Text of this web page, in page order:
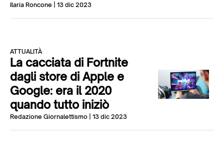
Ilaria Roncone | 13 dic 2023
ATTUALITÀ
La cacciata di Fortnite
dagli store di Apple e
Google: era il 2020
quando tutto iniziò
Redazione Giornalettismo | 13 dic 2023